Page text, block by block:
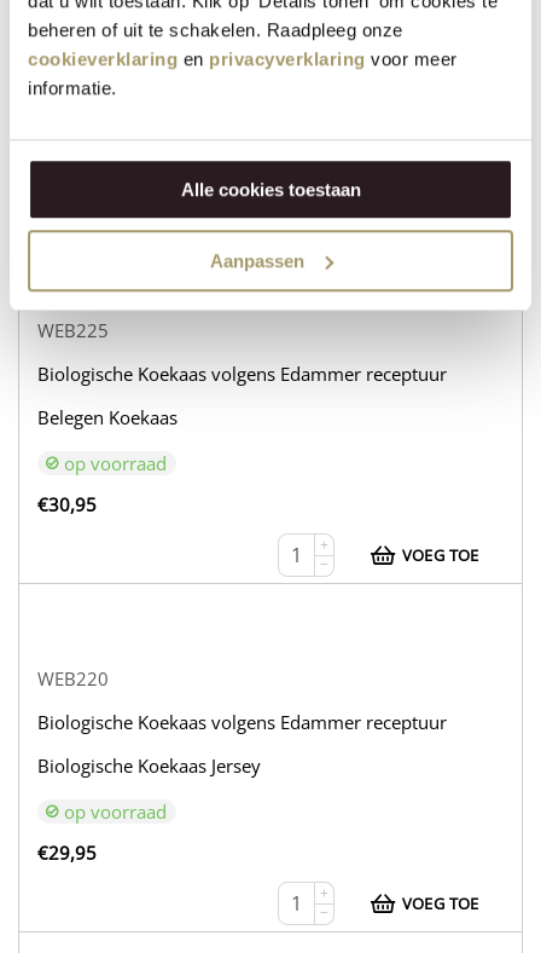
beheren of uit te schakelen. Raadpleeg onze
cookieverklaring en privacyverklaring voor meer
informatie.
Alle cookies toestaan
Aanpassen
Biologische Koekaas volgens Edammer receptuur
Belegen Geitenkaas
€31,95
+
−
WEB225
Biologische Koekaas volgens Edammer receptuur
Belegen Koekaas
op voorraad
€30,95
+
−
VOEG TOE
WEB220
Biologische Koekaas volgens Edammer receptuur
Biologische Koekaas Jersey
op voorraad
€29,95
+
−
VOEG TOE